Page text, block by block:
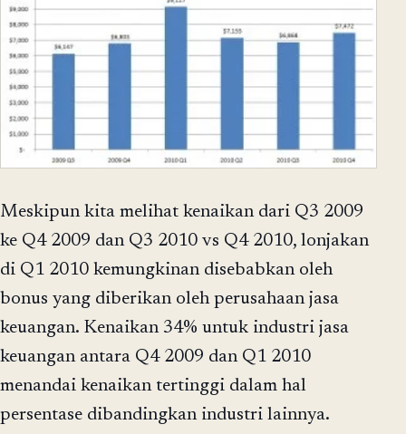
Meskipun kita melihat kenaikan dari Q3 2009
ke Q4 2009 dan Q3 2010 vs Q4 2010, lonjakan
di Q1 2010 kemungkinan disebabkan oleh
bonus yang diberikan oleh perusahaan jasa
keuangan. Kenaikan 34% untuk industri jasa
keuangan antara Q4 2009 dan Q1 2010
menandai kenaikan tertinggi dalam hal
persentase dibandingkan industri lainnya.